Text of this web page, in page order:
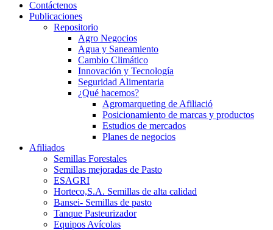
Contáctenos
Publicaciones
Repositorio
Agro Negocios
Agua y Saneamiento
Cambio Climático
Innovación y Tecnología
Seguridad Alimentaria
¿Qué hacemos?
Agromarqueting de Afiliació
Posicionamiento de marcas y productos
Estudios de mercados
Planes de negocios
Afiliados
Semillas Forestales
Semillas mejoradas de Pasto
ESAGRI
Horteco,S.A. Semillas de alta calidad
Bansei- Semillas de pasto
Tanque Pasteurizador
Equipos Avícolas